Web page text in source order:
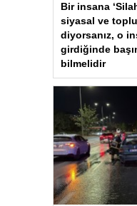
Bir insana
siyasal ve
diyorsanız, o
girdiğinde
bilmelidir